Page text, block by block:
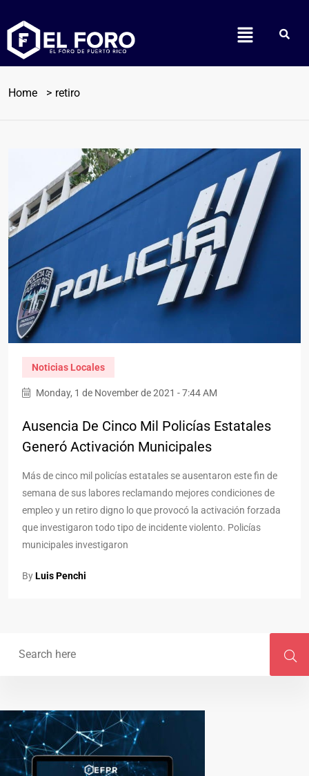
Home retiro
Noticias Locales
Monday, 1 de November de 2021 - 7:44 AM
Ausencia De Cinco Mil Policías Estatales
Generó Activación Municipales
Más de cinco mil policías estatales se ausentaron este fin de
semana de sus labores reclamando mejores condiciones de
empleo y un retiro digno lo que provocó la activación forzada
que investigaron todo tipo de incidente violento. Policías
municipales investigaron
ByLuis Penchi